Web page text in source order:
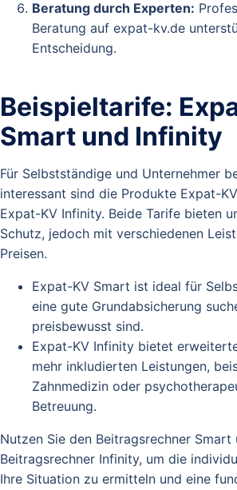
Beratung durch Experten:
Beratung auf expat-kv.de
Entscheidung.
Beispieltarife:
Smart und Infinity
Für Selbstständige und Unternehmer
interessant sind die Produkte Expat-
Expat-KV Infinity. Beide Tarife bieten
Schutz, jedoch mit verschiedenen
Preisen.
Expat-KV Smart ist ideal für
eine gute Grundabsicherung
preisbewusst sind.
Expat-KV Infinity bietet
mehr inkludierten Leistungen,
Zahnmedizin oder
Betreuung.
Nutzen Sie den Beitragsrechner Smart
Beitragsrechner Infinity, um die
Ihre Situation zu ermitteln und eine